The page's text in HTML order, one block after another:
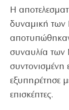
Η
δυναμική των
συναυλία
συντονισμένη
εξυπηρέτησε
επισκέπτες.